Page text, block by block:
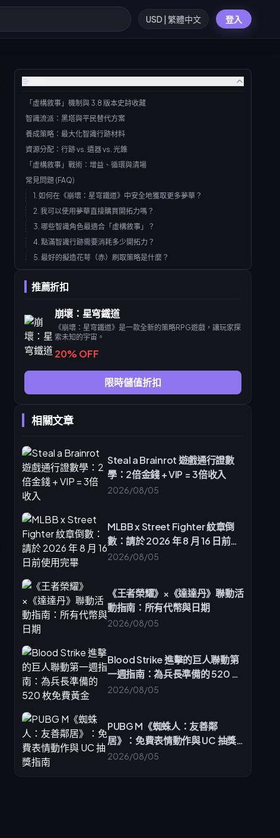
USD | 繁體中文 登入
「虛構敘事」機制與 3.8 版本史詩收藏
智識流派：黑塔與平民替代方案
養成策略：最大化智識行跡材料
資源分配：行跡 vs. 遺器 vs. 光錐
「虛構敘事」戰術：增益、循環與清場
常見問題 (FAQ)
1. 如何在《崩壞：星穹鐵道》中安全地獲取更多夢華？
2. 我可以使用夢華直接購買開拓力嗎？
3. 哪些智識角色最適合「虛構敘事」？
4. 點滿智識行跡需要消耗多少開拓力？
5. 最好的擬造花萼（赤）刷取策略是什麼？
推薦折扣
崩壞：星穹鐵道
《崩壞：星穹鐵道》是一款全新的策略RPG遊戲，讓玩家探
索未知的宇宙。
20% OFF
限時儲值折扣
相關文章
Steal a Brainrot 遊戲通行證數
學：2倍金錢 + VIP = 3倍收入
2026/08/05
MLBB x Street Fighter 紋章倒
數：請於 2026 年 8 月 16 日前使
用完畢
2026/08/05
《王者榮耀》×《達達丹》聯動活
動指南：所有代幣與日期
2026/08/05
Blood Strike 進擊的巨人聯動第
一週指南：為兵長準備的 520 枚
免費黃金
2026/08/05
PUBG M《蜘蛛人：友善鄰
居》：免費表情動作與 UC 抽獎
指南
2026/08/05